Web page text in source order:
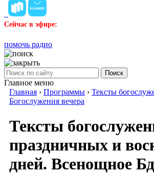
Сейчас в эфире:
помочь радио
Поиск
Главное меню
Главная › Программы › Тексты
Богослужения вечера
Тексты
праздничных и
дней. Всенощное